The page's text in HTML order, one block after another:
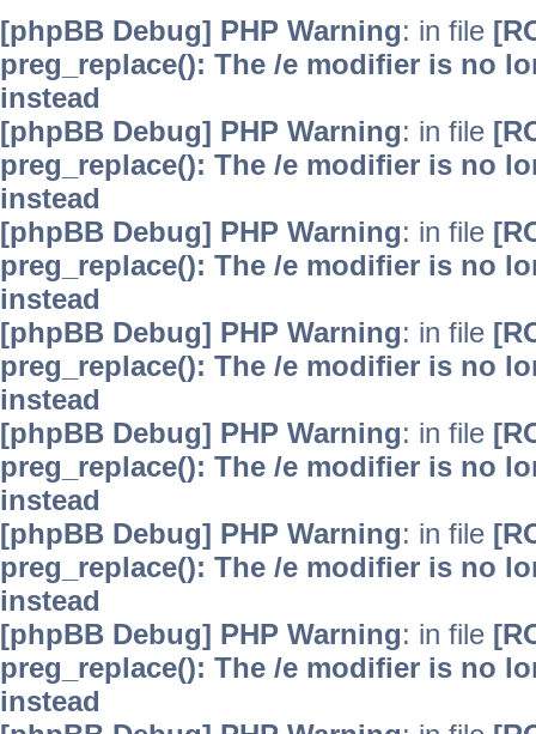
[phpBB Debug] PHP Warning: in file
preg_replace(): The /e modifier is no
instead
[phpBB Debug] PHP Warning: in file
preg_replace(): The /e modifier is no
instead
[phpBB Debug] PHP Warning: in file
preg_replace(): The /e modifier is no
instead
[phpBB Debug] PHP Warning: in file
preg_replace(): The /e modifier is no
instead
[phpBB Debug] PHP Warning: in file
preg_replace(): The /e modifier is no
instead
[phpBB Debug] PHP Warning: in file
preg_replace(): The /e modifier is no
instead
[phpBB Debug] PHP Warning: in file
preg_replace(): The /e modifier is no
instead